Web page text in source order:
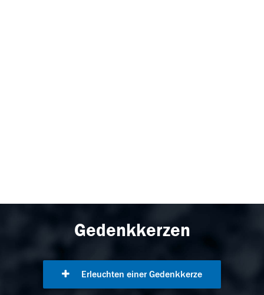
Gedenkkerzen
Erleuchten einer Gedenkkerze